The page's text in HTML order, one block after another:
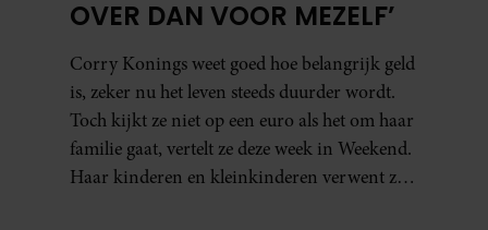
OVER DAN VOOR MEZELF’
Corry Konings weet goed hoe belangrijk geld
is, zeker nu het leven steeds duurder wordt.
Toch kijkt ze niet op een euro als het om haar
familie gaat, vertelt ze deze week in Weekend.
Haar kinderen en kleinkinderen verwent ze